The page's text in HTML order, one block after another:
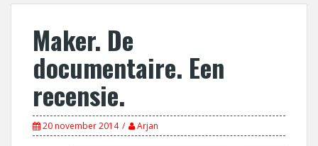
Maker. De
documentaire. Een
recensie.
20 november 2014 Arjan